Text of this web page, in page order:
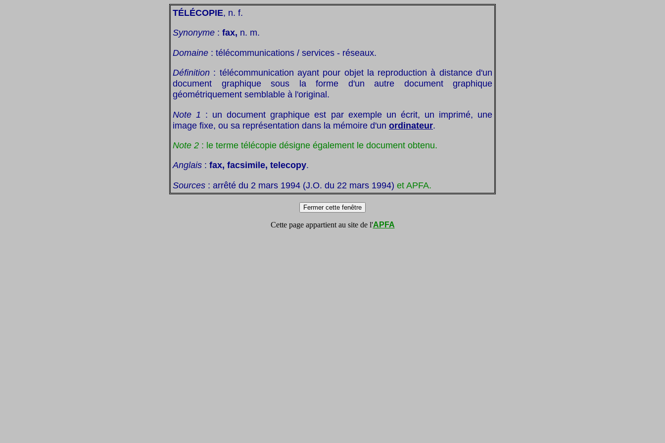
TÉLÉCOPIE, n. f.
Synonyme : fax, n. m.
Domaine : télécommunications / services - réseaux.
Définition : télécommunication ayant pour objet la reproduction à distance d'un
document graphique sous la forme d'un autre document graphique
géométriquement semblable à l'original.
Note 1 : un document graphique est par exemple un écrit, un imprimé, une
image fixe, ou sa représentation dans la mémoire d'un ordinateur.
Note 2 : le terme télécopie désigne également le document obtenu.
Anglais : fax, facsimile, telecopy.
Sources : arrêté du 2 mars 1994 (J.O. du 22 mars 1994) et APFA.
Cette page appartient au site de l'APFA